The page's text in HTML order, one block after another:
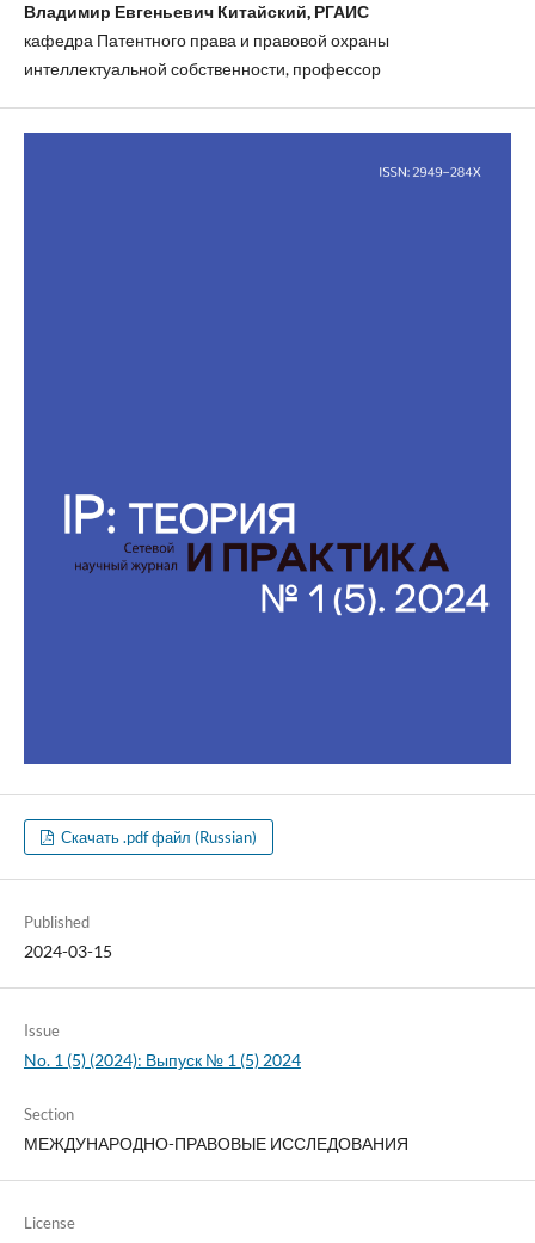
Владимир Евгеньевич Китайский, РГАИС
кафедра Патентного права и правовой охраны
интеллектуальной собственности, профессор
Скачать .pdf файл (Russian)
Published
2024-03-15
Issue
No. 1 (5) (2024): Выпуск № 1 (5) 2024
Section
МЕЖДУНАРОДНО-ПРАВОВЫЕ ИССЛЕДОВАНИЯ
License